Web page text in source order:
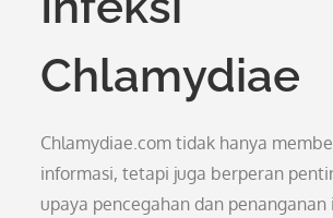
Chlamydiae
Chlamydiae.com tidak hanya
informasi, tetapi juga berperan
upaya pencegahan dan penanganan